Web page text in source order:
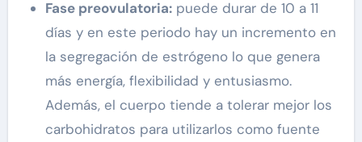
Fase preovulatoria:puede durar de 10 a 11
días y en este periodo hay un incremento en
la segregación de estrógeno lo que genera
más energía, flexibilidad y entusiasmo.
Además, el cuerpo tiende a tolerar mejor los
carbohidratos para utilizarlos como fuente